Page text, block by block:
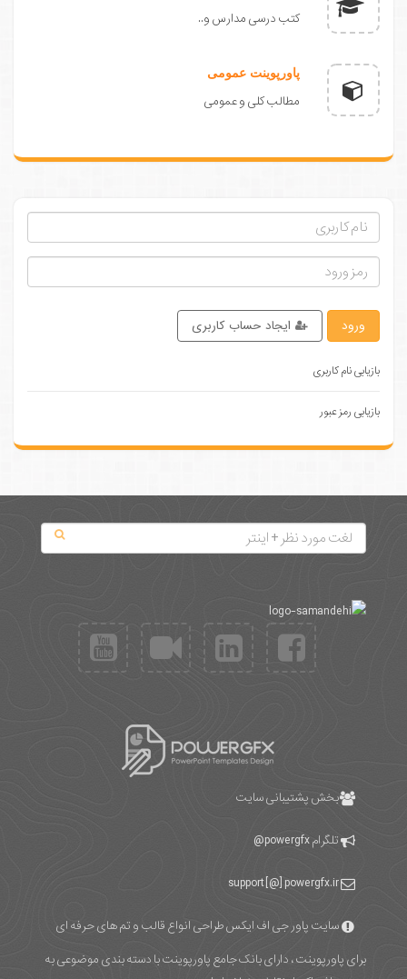
کتب درسی مدارس و..
پاورپوینت عمومی
مطالب کلی و عمومی
ورود ایجاد حساب کاربری
بازیابی نام کاربری
بازیابی رمز عبور
بخش پشتیبانی سایت
تلگرامpowergfx@
سایت پاور جی اف ایکس طراحی انواع قالب و تم های حرفه ای
برای پاورپوینت ، دارای بانک جامع پاورپوینت با دسته بندی موضوعی به